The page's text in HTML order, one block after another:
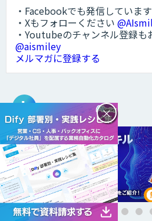
・Facebookでも発信しています
・Xもフォローください
・Youtubeのチャンネル登録も
@aismiley
メルマガに登録する
DXトピックス
×